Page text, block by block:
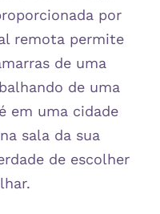
por
remota permite
de uma
de uma
em uma cidade
sala da sua
de escolher